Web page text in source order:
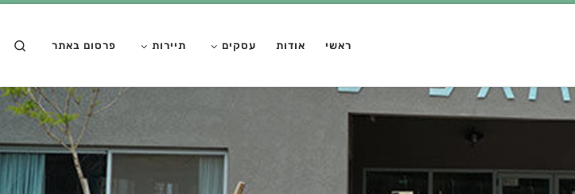
ראשי אודות עסקים תיירות פרסום באתר